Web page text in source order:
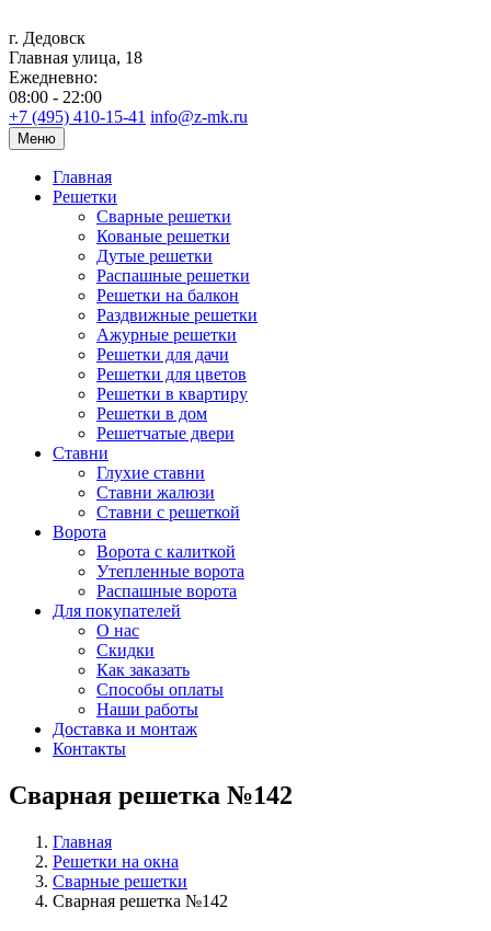
г. Дедовск
Главная улица, 18
Ежедневно:
08:00 - 22:00
+7 (495) 410-15-41 info@z-mk.ru
Меню
Главная
Решетки
Сварные решетки
Кованые решетки
Дутые решетки
Распашные решетки
Решетки на балкон
Раздвижные решетки
Ажурные решетки
Решетки для дачи
Решетки для цветов
Решетки в квартиру
Решетки в дом
Решетчатые двери
Ставни
Глухие ставни
Ставни жалюзи
Ставни с решеткой
Ворота
Ворота с калиткой
Утепленные ворота
Распашные ворота
Для покупателей
О нас
Скидки
Как заказать
Способы оплаты
Наши работы
Доставка и монтаж
Контакты
Сварная решетка №142
Главная
Решетки на окна
Сварные решетки
Сварная решетка №142